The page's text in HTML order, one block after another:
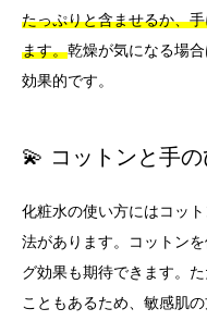
たっぷりと含ませるか、
ます。乾燥が気になる場
効果的です。
💫 コットンと手
化粧水の使い方にはコッ
法があります。コットン
グ効果も期待できます。
こともあるため、敏感肌